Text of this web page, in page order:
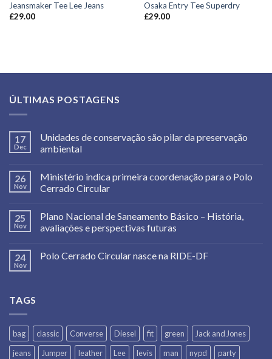
Jeansmaker Tee Lee Jeans
£29.00
Osaka Entry Tee Superdry
£29.00
ÚLTIMAS POSTAGENS
17
Dec
Unidades de conservação são pilar da preservação
ambiental
26
Nov
Ministério indica primeira coordenação para o Polo
Cerrado Circular
25
Nov
Plano Nacional de Saneamento Básico – História,
avaliações e perspectivas futuras
24
Nov
Polo Cerrado Circular nasce na RIDE-DF
TAGS
bag classic Converse Diesel fit green
Jack and Jones
jeans
Jumper leather Lee levis man nypd
party